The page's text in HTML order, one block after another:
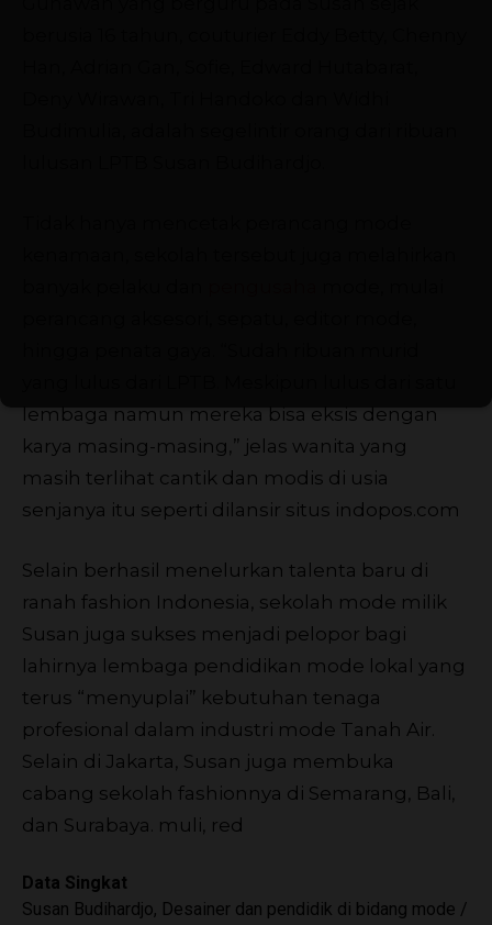
lembaga namun mereka bisa eksis dengan
karya masing-masing,” jelas wanita yang
masih terlihat cantik dan modis di usia
senjanya itu seperti dilansir situs indopos.com
Selain berhasil menelurkan talenta baru di
ranah fashion Indonesia, sekolah mode milik
Susan juga sukses menjadi pelopor bagi
lahirnya lembaga pendidikan mode lokal yang
terus “menyuplai” kebutuhan tenaga
profesional dalam industri mode Tanah Air.
Selain di Jakarta, Susan juga membuka
cabang sekolah fashionnya di Semarang, Bali,
dan Surabaya. muli, red
Data Singkat
Susan Budihardjo, Desainer dan pendidik di bidang mode /